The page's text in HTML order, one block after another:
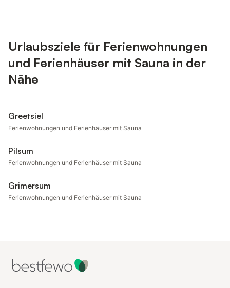
Urlaubsziele für Ferienwohnungen
und Ferienhäuser mit Sauna in der
Nähe
Greetsiel
Ferienwohnungen und Ferienhäuser mit Sauna
Pilsum
Ferienwohnungen und Ferienhäuser mit Sauna
Grimersum
Ferienwohnungen und Ferienhäuser mit Sauna